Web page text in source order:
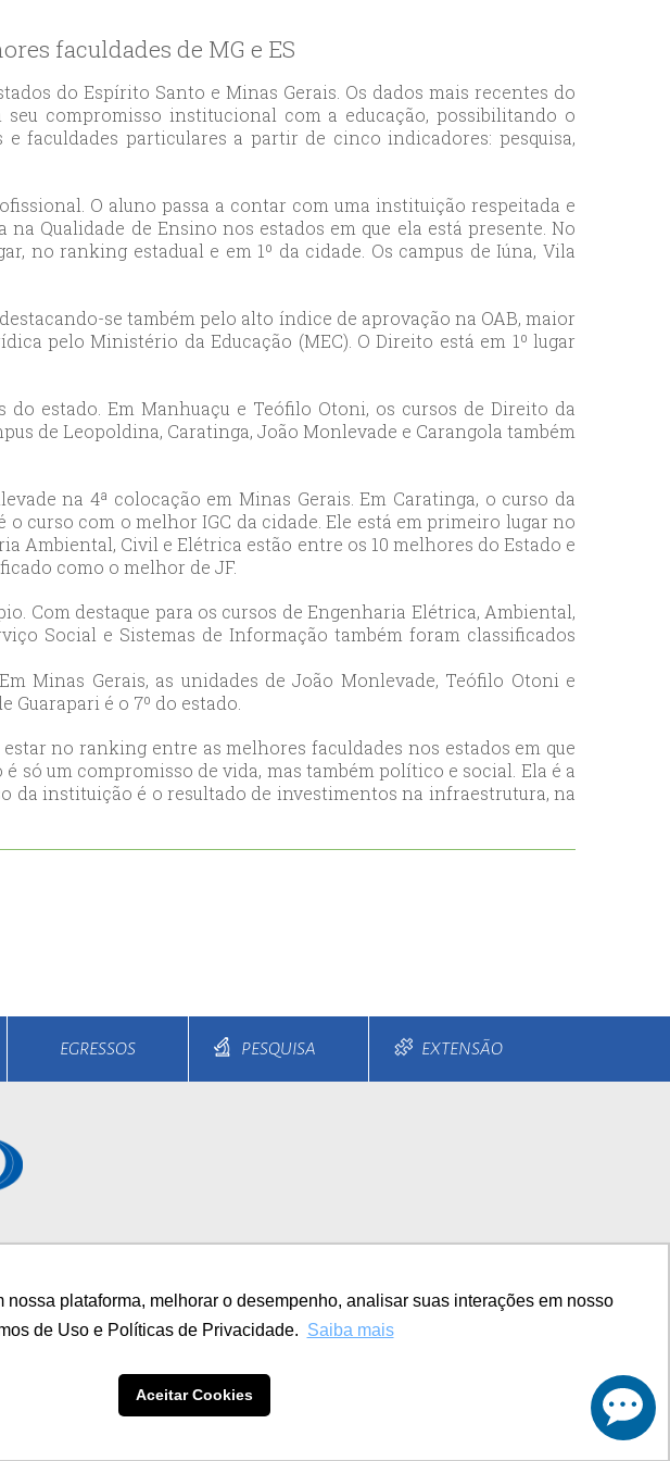
plataforma, melhorar o desempenho, analisar suas interações em nosso
de Uso e Políticas de Privacidade. Saiba mais
Aceitar Cookies
faculdades de MG e ES
do Espírito Santo e Minas Gerais. Os dados mais recentes do
compromisso institucional com a educação, possibilitando o
faculdades particulares a partir de cinco indicadores: pesquisa,
O aluno passa a contar com uma instituição respeitada e
Qualidade de Ensino nos estados em que ela está presente. No
no ranking estadual e em 1º da cidade. Os campus de Iúna, Vila
se também pelo alto índice de aprovação na OAB, maior
pelo Ministério da Educação (MEC). O Direito está em 1º lugar
estado. Em Manhuaçu e Teófilo Otoni, os cursos de Direito da
de Leopoldina, Caratinga, João Monlevade e Carangola também
na 4ª colocação em Minas Gerais. Em Caratinga, o curso da
curso com o melhor IGC da cidade. Ele está em primeiro lugar no
Ambiental, Civil e Elétrica estão entre os 10 melhores do Estado e
como o melhor de JF.
Com destaque para os cursos de Engenharia Elétrica, Ambiental,
Social e Sistemas de Informação também foram classificados
Minas Gerais, as unidades de João Monlevade, Teófilo Otoni e
Guarapari é o 7º do estado.
no ranking entre as melhores faculdades nos estados em que
só um compromisso de vida, mas também político e social. Ela é a
da instituição é o resultado de investimentos na infraestrutura, na
EGRESSOS PESQUISA EXTENSÃO
Vestibular Bolsas e Parcelamentos Diferenciais
AUTOAVALIAÇÃO INSTITUCIONAL